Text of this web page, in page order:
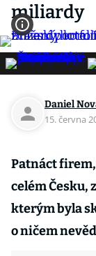
miliardy
Daniel
15. června
Patnáct
celém Česku,
kterým byla
o ničem